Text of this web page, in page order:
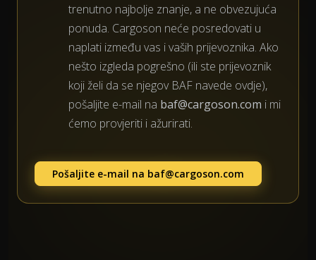
trenutno najbolje znanje, a ne obvezujuća
ponuda. Cargoson neće posredovati u
naplati između vas i vaših prijevoznika. Ako
nešto izgleda pogrešno (ili ste prijevoznik
koji želi da se njegov BAF navede ovdje),
pošaljite e-mail na baf@cargoson.com i mi
ćemo provjeriti i ažurirati.
Pošaljite e-mail na baf@cargoson.com